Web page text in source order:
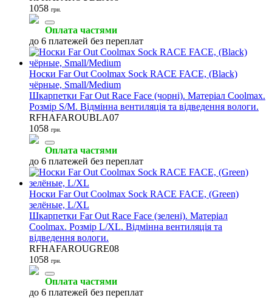
1058 грн.
Оплата частями
до 6 платежей без переплат
Носки Far Out Coolmax Sock RACE FACE, (Black)
чёрные, Small/Medium
Шкарпетки Far Out Race Face (чорні). Матеріал Coolmax.
Розмір S/M. Відмінна вентиляція та відведення вологи.
RFHAFAROUBLA07
1058 грн.
Оплата частями
до 6 платежей без переплат
Носки Far Out Coolmax Sock RACE FACE, (Green)
зелёные, L/XL
Шкарпетки Far Out Race Face (зелені). Матеріал
Coolmax. Розмір L/XL. Відмінна вентиляція та
відведення вологи.
RFHAFAROUGRE08
1058 грн.
Оплата частями
до 6 платежей без переплат